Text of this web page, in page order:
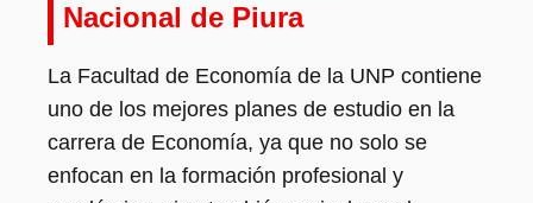
Nacional de Piura
La Facultad de Economía de la UNP contiene
uno de los mejores planes de estudio en la
carrera de Economía, ya que no solo se
enfocan en la formación profesional y